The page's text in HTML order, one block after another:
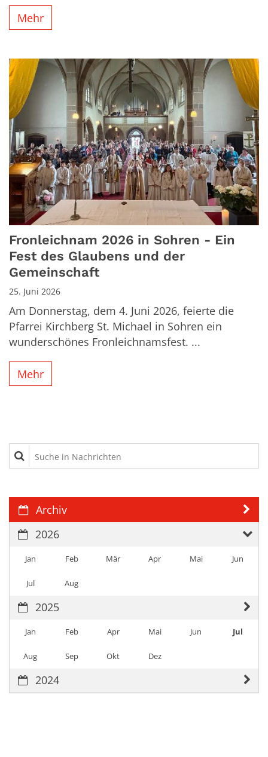
Mehr
Fronleichnam 2026 in Sohren - Ein
Fest des Glaubens und der
Gemeinschaft
25. Juni 2026
Am Donnerstag, dem 4. Juni 2026, feierte die
Pfarrei Kirchberg St. Michael in Sohren ein
wunderschönes Fronleichnamsfest. ...
Mehr
Suche in Nachrichten
Archiv
2026
Jan Feb Mär Apr Mai Jun
Jul Aug
2025
Jan Feb Apr Mai Jun Jul
Aug Sep Okt Dez
2024